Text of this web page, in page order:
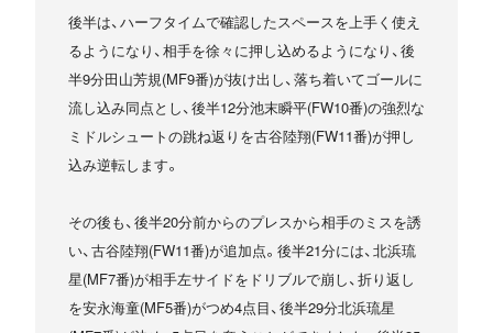
後半は、ハーフタイムで確認したスペースを上手く使え
るようになり、相手を徐々に押し込めるようになり、後
半9分田山芳規(MF9番)が抜け出し、落ち着いてゴールに
流し込み同点とし、後半12分池末瞬平(FW10番)の強烈な
ミドルシュートの跳ね返りを古谷陸翔(FW11番)が押し
込み逆転します。
その後も、後半20分前からのプレスから相手のミスを誘
い、古谷陸翔(FW11番)が追加点。後半21分には、北浜琉
星(MF7番)が相手左サイドをドリブルで崩し、折り返し
を安永海童(MF5番)がつめ4点目、後半29分北浜琉星